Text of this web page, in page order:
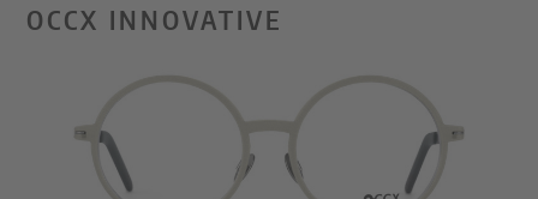
OCCX INNOVATIVE